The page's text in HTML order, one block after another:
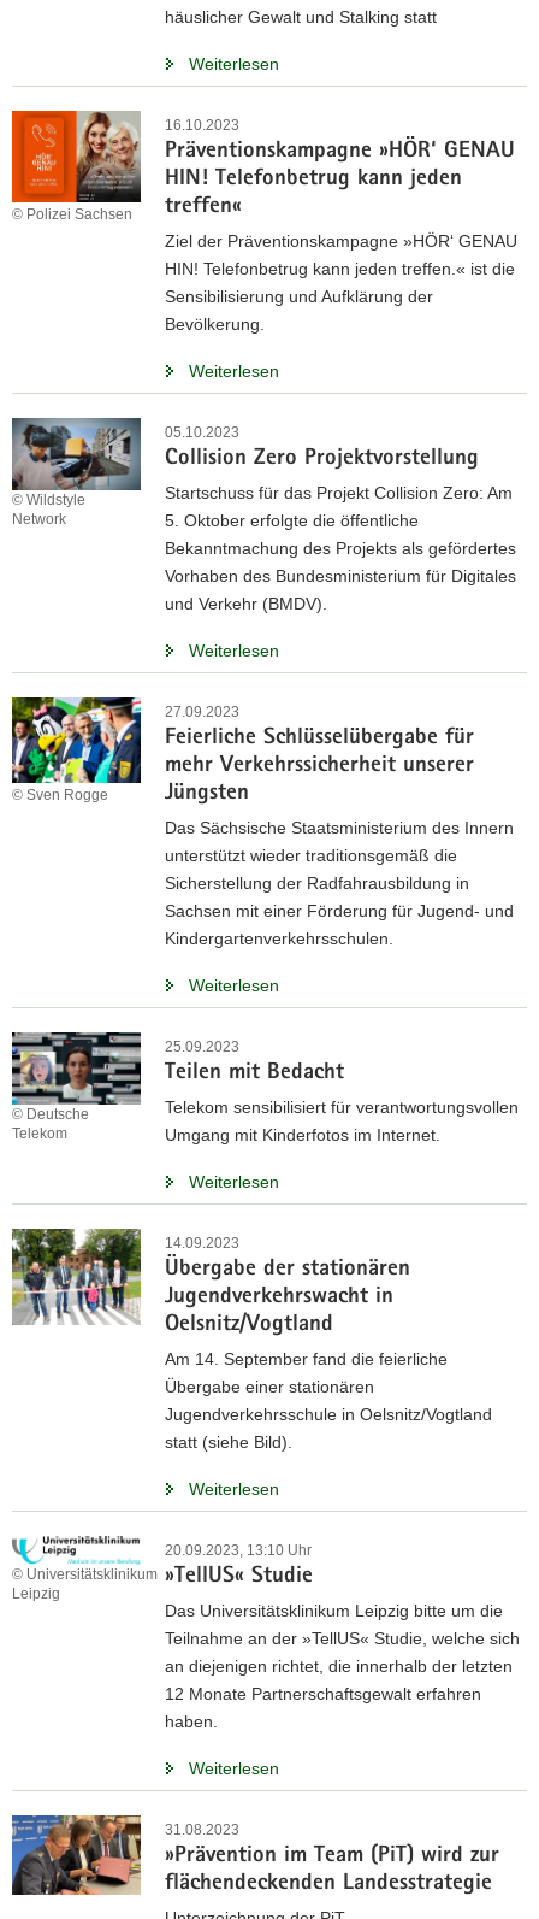
häuslicher Gewalt und Stalking statt
Weiterlesen
16.10.2023
Präventionskampagne »HÖR‘ GENAU
HIN! Telefonbetrug kann jeden
treffen«
© Polizei Sachsen
Ziel der Präventionskampagne »HÖR‘ GENAU
HIN! Telefonbetrug kann jeden treffen.« ist die
Sensibilisierung und Aufklärung der
Bevölkerung.
Weiterlesen
05.10.2023
Collision Zero Projektvorstellung
© Wildstyle
Network
Startschuss für das Projekt Collision Zero: Am
5. Oktober erfolgte die öffentliche
Bekanntmachung des Projekts als gefördertes
Vorhaben des Bundesministerium für Digitales
und Verkehr (BMDV).
Weiterlesen
27.09.2023
Feierliche Schlüsselübergabe für
mehr Verkehrssicherheit unserer
Jüngsten
© Sven Rogge
Das Sächsische Staatsministerium des Innern
unterstützt wieder traditionsgemäß die
Sicherstellung der Radfahrausbildung in
Sachsen mit einer Förderung für Jugend- und
Kindergartenverkehrsschulen.
Weiterlesen
25.09.2023
Teilen mit Bedacht
© Deutsche
Telekom
Telekom sensibilisiert für verantwortungsvollen
Umgang mit Kinderfotos im Internet.
Weiterlesen
14.09.2023
Übergabe der stationären
Jugendverkehrswacht in
Oelsnitz/Vogtland
Am 14. September fand die feierliche
Übergabe einer stationären
Jugendverkehrsschule in Oelsnitz/Vogtland
statt (siehe Bild).
Weiterlesen
20.09.2023, 13:10 Uhr
»TellUS« Studie
© Universitätsklinikum
Leipzig
Das Universitätsklinikum Leipzig bitte um die
Teilnahme an der »TellUS« Studie, welche sich
an diejenigen richtet, die innerhalb der letzten
12 Monate Partnerschaftsgewalt erfahren
haben.
Weiterlesen
31.08.2023
»Prävention im Team (PiT) wird zur
flächendeckenden Landesstrategie